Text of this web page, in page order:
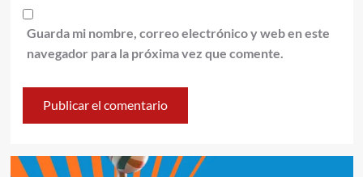
Guarda mi nombre, correo electrónico y web en este
navegador para la próxima vez que comente.